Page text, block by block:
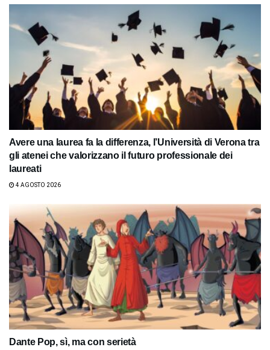
Avere una laurea fa la differenza, l’Università di Verona tra
gli atenei che valorizzano il futuro professionale dei
laureati
4 AGOSTO 2026
Dante Pop, sì, ma con serietà